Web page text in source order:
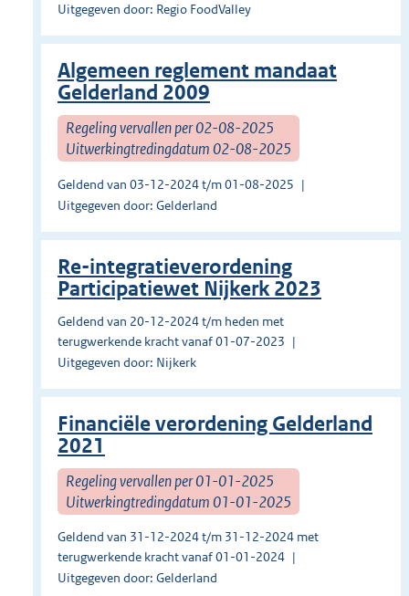
Uitgegeven door: Regio FoodValley
Algemeen reglement mandaat
Gelderland 2009
Regeling vervallen per 02-08-2025
Uitwerkingtredingdatum 02-08-2025
Geldend van 03-12-2024 t/m 01-08-2025
Uitgegeven door: Gelderland
Re-integratieverordening
Participatiewet Nijkerk 2023
Geldend van 20-12-2024 t/m heden met
terugwerkende kracht vanaf 01-07-2023
Uitgegeven door: Nijkerk
Financiële verordening Gelderland
2021
Regeling vervallen per 01-01-2025
Uitwerkingtredingdatum 01-01-2025
Geldend van 31-12-2024 t/m 31-12-2024 met
terugwerkende kracht vanaf 01-01-2024
Uitgegeven door: Gelderland